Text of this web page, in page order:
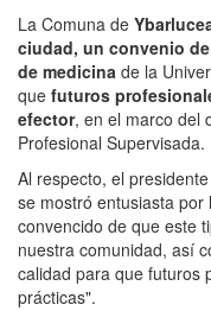
La Comuna de
ciudad, un convenio
de medicina de la
que futuros
efector, en el marco del
Profesional Supervisada.
Al respecto, el
se mostró entusiasta por
convencido de que este
nuestra comunidad, así
calidad para que futuros
prácticas".